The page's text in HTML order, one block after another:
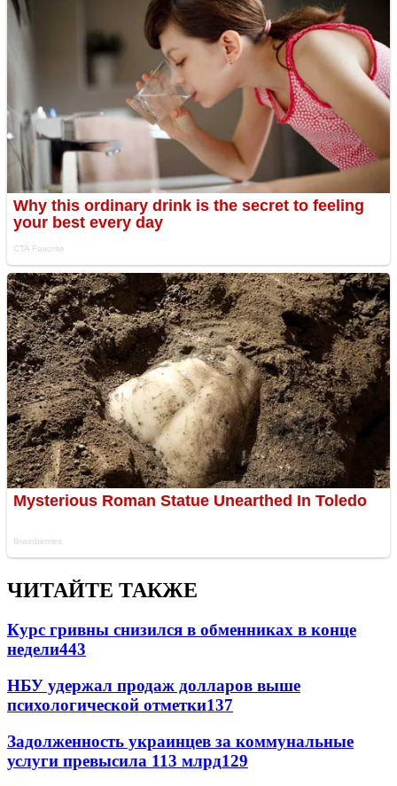
ЧИТАЙТЕ ТАКЖЕ
Курс гривны снизился в обменниках в конце
недели443
НБУ удержал продаж долларов выше
психологической отметки137
Задолженность украинцев за коммунальные
услуги превысила 113 млрд129